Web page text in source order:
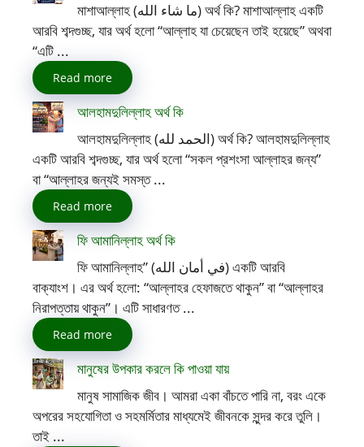
মাশাআল্লাহ (ما شاء الله) অর্থ কি? মাশাআল্লাহ একটি
আরবি শব্দগুচ্ছ, যার অর্থ হলো “আল্লাহ যা চেয়েছেন তাই হয়েছে” অথবা
“এটি ...
Read more
আলহামদুলিল্লাহ অর্থ কি
আলহামদুলিল্লাহ (الحمد لله) অর্থ কি? আলহামদুলিল্লাহ
একটি আরবি শব্দগুচ্ছ, যার অর্থ হলো “সকল প্রশংসা আল্লাহর জন্য”
বা “আল্লাহর জন্যই সমস্ত ...
Read more
ফি আমানিল্লাহ অর্থ কি
ফি আমানিল্লাহ” (في أمان الله) একটি আরবি
বাক্যাংশ। এর অর্থ হলো: “আল্লাহর হেফাজতে থাকুন” বা “আল্লাহর
নিরাপত্তায় থাকুন”। এটি সাধারণত ...
Read more
মানুষের উপকার করলে কি পাওয়া যায়
মানুষ সামাজিক জীব। আমরা একা বাঁচতে পারি না, বরং একে
অপরের সহযোগিতা ও সহমর্মিতার মাধ্যমেই জীবনকে সুন্দর করে তুলি।
তাই ...